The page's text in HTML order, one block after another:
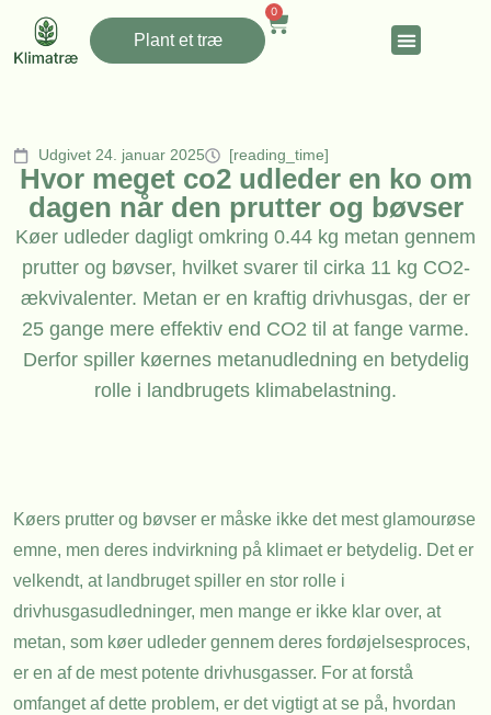
Plant et træ
0
Udgivet 24. januar 2025 [reading_time]
Hvor meget co2 udleder en ko om
dagen når den prutter og bøvser
Køer udleder dagligt omkring 0.44 kg metan gennem
prutter og bøvser, hvilket svarer til cirka 11 kg CO2-
ækvivalenter. Metan er en kraftig drivhusgas, der er
25 gange mere effektiv end CO2 til at fange varme.
Derfor spiller køernes metanudledning en betydelig
rolle i landbrugets klimabelastning.
Køers prutter og bøvser er måske ikke det mest glamourøse
emne, men deres indvirkning på klimaet er betydelig. Det er
velkendt, at landbruget spiller en stor rolle i
drivhusgasudledninger, men mange er ikke klar over, at
metan, som køer udleder gennem deres fordøjelsesproces,
er en af de mest potente drivhusgasser. For at forstå
omfanget af dette problem, er det vigtigt at se på, hvordan